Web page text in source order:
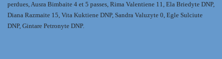
perdues, Ausra Bimbaite 4 et 5 passes, Rima Valentiene 11, Ela Briedyte DNP,
Diana Razmaite 15, Vita Kuktiene DNP, Sandra Valuzyte 0, Egle Sulciute
DNP, Gintare Petronyte DNP.